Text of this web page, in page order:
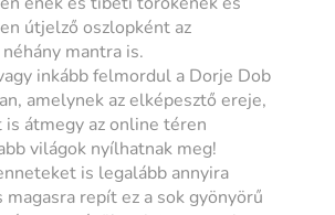
útjelző oszlopként az
mantra is.
inkább felmordul a Dorje Dob
amelynek az elképesztő ereje,
is átmegy az online téren
világok nyílhatnak meg!
is legalább annyira
magasra repít ez a sok gyönyörű